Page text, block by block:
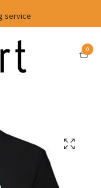
service
0